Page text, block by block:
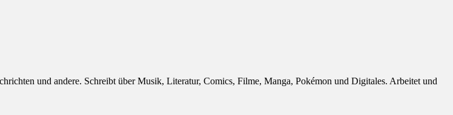
und andere. Schreibt über Musik, Literatur, Comics, Filme, Manga, Pokémon und Digitales. Arbeitet und